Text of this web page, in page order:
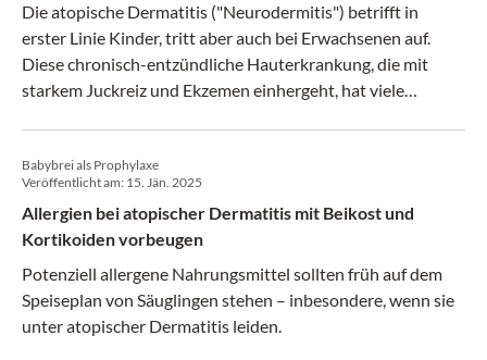
Die atopische Dermatitis ("Neurodermitis") betrifft in
erster Linie Kinder, tritt aber auch bei Erwachsenen auf.
Diese chronisch-entzündliche Hauterkrankung, die mit
starkem Juckreiz und Ekzemen einhergeht, hat viele
des Stadtspitals Zürich, erläutert in einem Vortrag die
wichtigsten Herausforderungen bei der Diagnosestellung
und Therapie.
Babybrei als Prophylaxe
Veröffentlicht am: 15. Jän. 2025
Allergien bei atopischer Dermatitis mit Beikost und
Kortikoiden vorbeugen
Potenziell allergene Nahrungsmittel sollten früh auf dem
Speiseplan von Säuglingen stehen – inbesondere, wenn sie
unter atopischer Dermatitis leiden.